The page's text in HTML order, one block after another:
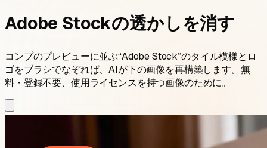
Adobe Stockの透かしを消す
コンプのプレビューに並ぶ“Adobe Stock”のタイル模様とロ
ゴをブラシでなぞれば、AIが下の画像を再構築します。無
料・登録不要、使用ライセンスを持つ画像のために。